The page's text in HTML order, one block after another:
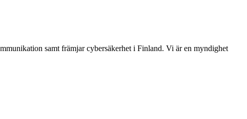
samt främjar cybersäkerhet i Finland. Vi är en myndighet